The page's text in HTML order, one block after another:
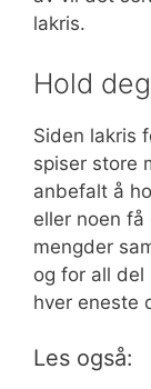
lakris.
Hold
Siden lakris
spiser store
anbefalt å
eller noen få
mengder
og for all del
hver eneste
Les også: